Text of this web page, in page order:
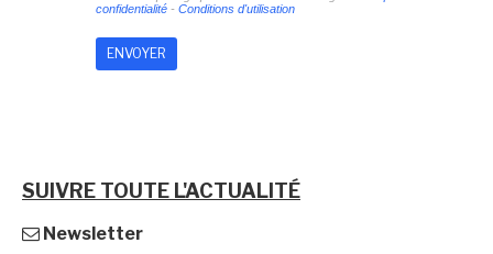
confidentialité- Conditions d'utilisation
SUIVRE TOUTE L'ACTUALITÉ
Newsletter